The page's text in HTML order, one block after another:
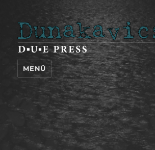
Dunakavics
MENÜ